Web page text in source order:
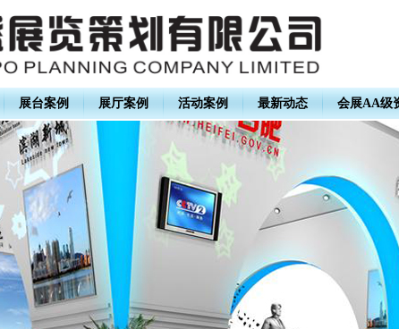
展台案例 展厅案例 活动案例 最新动态 会展AA级